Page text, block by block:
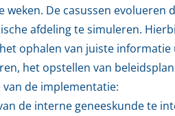
weken. De casussen
afdeling te simuleren.
ophalen van juiste
het opstellen van
de implementatie:
de interne geneeskunde te